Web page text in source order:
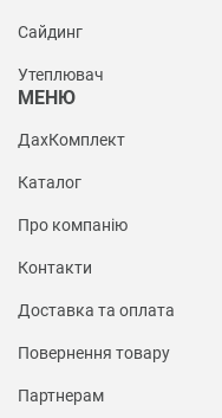
Сайдинг
Утеплювач
МЕНЮ
ДахКомплект
Каталог
Про компанію
Контакти
Доставка та оплата
Повернення товару
Партнерам